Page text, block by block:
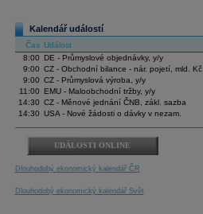
Kalendář událostí
Čas Událost
8:00
DE - Průmyslové objednávky, y/y
9:00 CZ - Obchodní bilance - nár. pojetí, mld. Kč
9:00 CZ - Průmyslová výroba, y/y
11:00
EMU - Maloobchodní tržby, y/y
14:30 CZ - Měnové jednání ČNB, zákl. sazba
14:30 USA - Nové žádosti o dávky v nezam.
UDÁLOSTI ONLINE
Dlouhodobý ekonomický kalendář ČR
Dlouhodobý ekonomický kalendář Svět